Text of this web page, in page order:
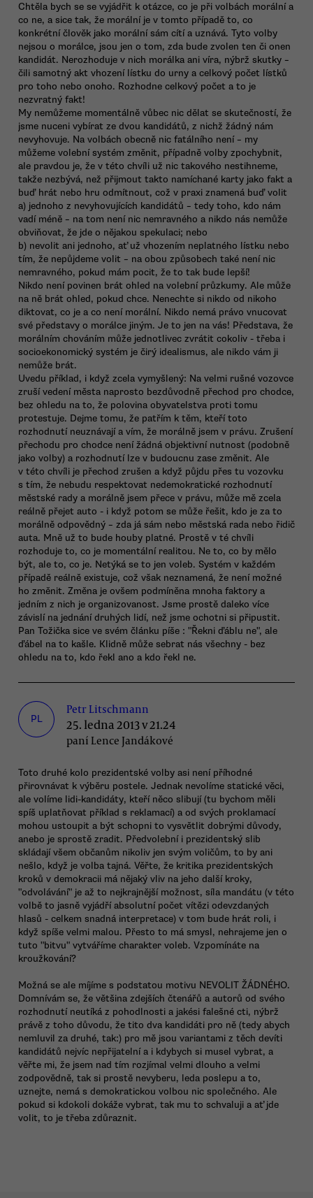
Chtěla bych se se vyjádřit k otázce, co je při volbách morální a
co ne, a sice tak, že morální je v tomto případě to, co
konkrétní člověk jako morální sám cítí a uznává. Tyto volby
nejsou o morálce, jsou jen o tom, zda bude zvolen ten či onen
kandidát. Nerozhoduje v nich morálka ani víra, nýbrž skutky –
čili samotný akt vhození lístku do urny a celkový počet lístků
pro toho nebo onoho. Rozhodne celkový počet a to je
nezvratný fakt!
My nemůžeme momentálně vůbec nic dělat se skutečností, že
jsme nuceni vybírat ze dvou kandidátů, z nichž žádný nám
nevyhovuje. Na volbách obecně nic fatálního není – my
můžeme volební systém změnit, případně volby zpochybnit,
ale pravdou je, že v této chvíli už nic takového nestihneme,
takže nezbývá, než přijmout takto namíchané karty jako fakt a
buď hrát nebo hru odmítnout, což v praxi znamená buď volit
a) jednoho z nevyhovujících kandidátů – tedy toho, kdo nám
vadí méně – na tom není nic nemravného a nikdo nás nemůže
obviňovat, že jde o nějakou spekulaci; nebo
b) nevolit ani jednoho, ať už vhozením neplatného lístku nebo
tím, že nepůjdeme volit – na obou způsobech také není nic
nemravného, pokud mám pocit, že to tak bude lepší!
Nikdo není povinen brát ohled na volební průzkumy. Ale může
na ně brát ohled, pokud chce. Nenechte si nikdo od nikoho
diktovat, co je a co není morální. Nikdo nemá právo vnucovat
své představy o morálce jiným. Je to jen na vás! Představa, že
morálním chováním může jednotlivec zvrátit cokoliv - třeba i
socioekonomický systém je čirý idealismus, ale nikdo vám ji
nemůže brát.
Uvedu příklad, i když zcela vymyšlený: Na velmi rušné vozovce
zruší vedení města naprosto bezdůvodně přechod pro chodce,
bez ohledu na to, že polovina obyvatelstva proti tomu
protestuje. Dejme tomu, že patřím k těm, kteří toto
rozhodnutí neuznávají a vím, že morálně jsem v právu. Zrušení
přechodu pro chodce není žádná objektivní nutnost (podobně
jako volby) a rozhodnutí lze v budoucnu zase změnit. Ale
v této chvíli je přechod zrušen a když půjdu přes tu vozovku
s tím, že nebudu respektovat nedemokratické rozhodnutí
městské rady a morálně jsem přece v právu, může mě zcela
reálně přejet auto - i když potom se může řešit, kdo je za to
morálně odpovědný – zda já sám nebo městská rada nebo řidič
auta. Mně už to bude houby platné. Prostě v té chvíli
rozhoduje to, co je momentální realitou. Ne to, co by mělo
být, ale to, co je. Netýká se to jen voleb. Systém v každém
případě reálně existuje, což však neznamená, že není možné
ho změnit. Změna je ovšem podmíněna mnoha faktory a
jedním z nich je organizovanost. Jsme prostě daleko více
závislí na jednání druhých lidí, než jsme ochotni si připustit.
Pan Tožička sice ve svém článku píše : "Řekni ďáblu ne", ale
ďábel na to kašle. Klidně může sebrat nás všechny - bez
ohledu na to, kdo řekl ano a kdo řekl ne.
PL
Petr Litschmann
25. ledna 2013 v 21.24
paní Lence Jandákové
Toto druhé kolo prezidentské volby asi není příhodné
přirovnávat k výběru postele. Jednak nevolíme statické věci,
ale volíme lidi-kandidáty, kteří něco slibují (tu bychom měli
spíš uplatňovat příklad s reklamací) a od svých proklamací
mohou ustoupit a být schopni to vysvětlit dobrými důvody,
anebo je sprostě zradit. Předvolební i prezidentský slib
skládají všem občanům nikoliv jen svým voličům, to by ani
nešlo, když je volba tajná. Věřte, že kritika prezidentských
kroků v demokracii má nějaký vliv na jeho další kroky,
"odvolávání" je až to nejkrajnější možnost, síla mandátu (v této
volbě to jasně vyjádří absolutní počet vítězi odevzdaných
hlasů - celkem snadná interpretace) v tom bude hrát roli, i
když spíše velmi malou. Přesto to má smysl, nehrajeme jen o
tuto "bitvu" vytváříme charakter voleb. Vzpomínáte na
kroužkování?
Možná se ale míjíme s podstatou motivu NEVOLIT ŽÁDNÉHO.
Domnívám se, že většina zdejších čtenářů a autorů od svého
rozhodnutí neutíká z pohodlnosti a jakési falešné cti, nýbrž
právě z toho důvodu, že tito dva kandidáti pro ně (tedy abych
nemluvil za druhé, tak:) pro mě jsou variantami z těch devíti
kandidátů nejvíc nepřijatelní a i kdybych si musel vybrat, a
věřte mi, že jsem nad tím rozjímal velmi dlouho a velmi
zodpovědně, tak si prostě nevyberu, leda poslepu a to,
uznejte, nemá s demokratickou volbou nic společného. Ale
pokud si kdokoli dokáže vybrat, tak mu to schvaluji a ať jde
volit, to je třeba zdůraznit.